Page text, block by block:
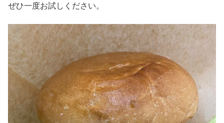
ぜひ一度お試しください。